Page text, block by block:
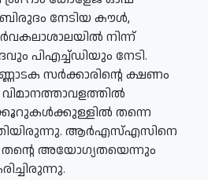
നേടിയ കൗള്‍,
നിന്ന്
പിഎച്ച്ഡിയും നേടി.
സര്‍ക്കാരിന്റെ ക്ഷണം
തന്നെ
ആര്‍എസ്എസിനെ
തന്റെ അയോഗ്യതയെന്നും